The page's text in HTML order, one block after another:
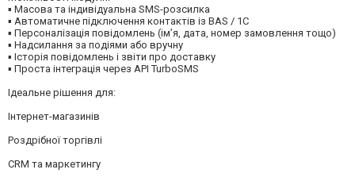
▪ Масова та індивідуальна SMS-розсилка
▪ Автоматичне підключення контактів із BAS / 1C
▪ Персоналізація повідомлень (ім’я, дата, номер замовлення тощо)
▪ Надсилання за подіями або вручну
▪ Історія повідомлень і звіти про доставку
▪ Проста інтеграція через API TurboSMS
Ідеальне рішення для:
Інтернет-магазинів
Роздрібної торгівлі
CRM та маркетингу